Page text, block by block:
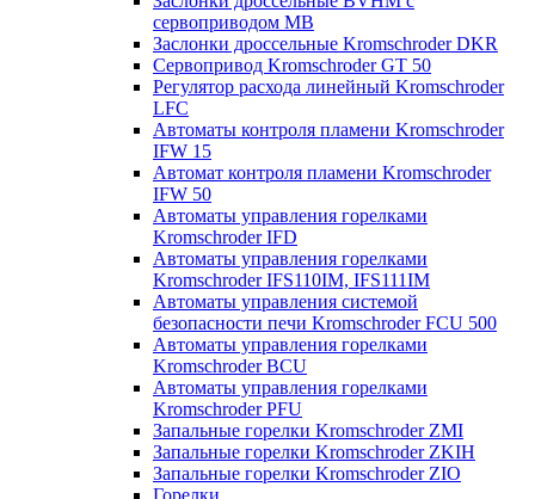
сервоприводом МВ
Заслонки дроссельные Kromschroder DKR
Cервопривод Kromschroder GT 50
Регулятор расхода линейный Kromschroder
LFC
Автоматы контроля пламени Kromschroder
IFW 15
Автомат контроля пламени Kromschroder
IFW 50
Автоматы управления горелками
Kromschroder IFD
Автоматы управления горелками
Kromschroder IFS110IM, IFS111IM
Автоматы управления системой
безопасности печи Kromschroder FCU 500
Автоматы управления горелками
Kromschroder BCU
Автоматы управления горелками
Kromschroder PFU
Запальные горелки Kromschroder ZМI
Запальные горелки Kromschroder ZKIH
Запальные горелки Kromschroder ZIO
Горелки